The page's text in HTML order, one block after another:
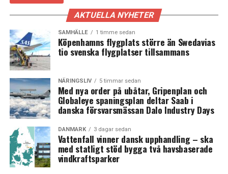
AKTUELLA NYHETER
SAMHÄLLE 1 timme sedan
Köpenhamns flygplats större än Swedavias
tio svenska flygplatser tillsammans
NÄRINGSLIV 5 timmar sedan
Med nya order på ubåtar, Gripenplan och
Globaleye spaningsplan deltar Saab i
danska försvarsmässan Dalo Industry Days
DANMARK 3 dagar sedan
Vattenfall vinner dansk upphandling – ska
med statligt stöd bygga två havsbaserade
vindkraftsparker